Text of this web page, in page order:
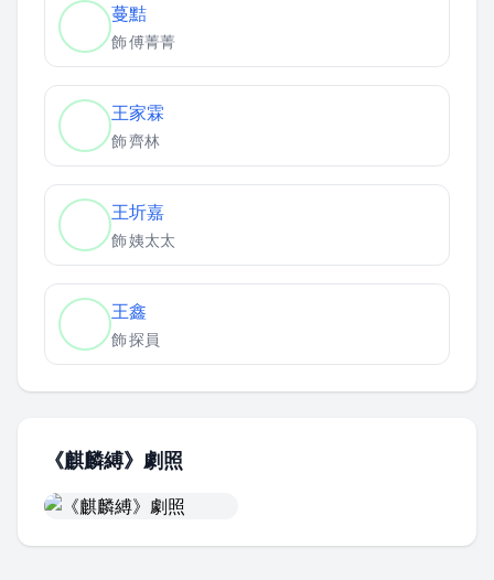
蔓黠
飾傅菁菁
王家霖
飾齊林
王圻嘉
飾姨太太
王鑫
飾探員
《麒麟縛》劇照